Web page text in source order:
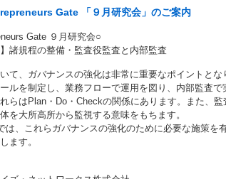
Gate 「９月研究会」のご案内
Gate ９月研究会○
の整備・監査役監査と内部監査
て、ガバナンスの強化は非常に重要なポイントとな
ルを制定し、業務フローで運用を図り、内部監査で
らはPlan・Do・Checkの関係にあります。また、監
を大所高所から監視する意味をもちます。
、これらガバナンスの強化のために必要な施策を
します。